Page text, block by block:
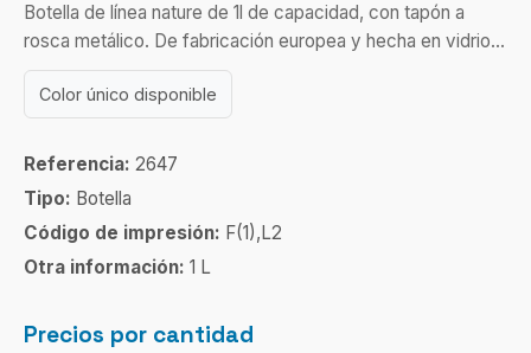
Botella de línea nature de 1l de capacidad, con tapón a
rosca metálico. De fabricación europea y hecha en vidrio...
Color único disponible
Referencia: 2647
Tipo: Botella
Código de impresión: F(1),L2
Otra información: 1 L
Precios por cantidad